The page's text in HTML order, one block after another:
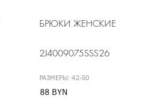
БРЮКИ ЖЕНСКИЕ
2J4009075SSS26
РАЗМЕРЫ: 42-50
88 BYN